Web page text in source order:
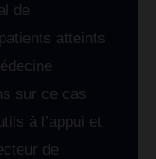
de
atteints
sur ce cas
à l’appui et
de